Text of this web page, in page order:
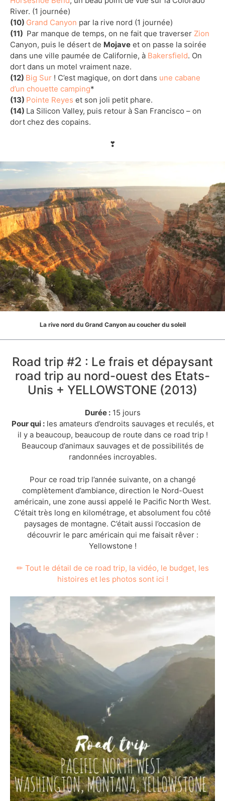
River. (1 journée)
(10) Grand Canyon par la rive nord (1 journée)
(11) Par manque de temps, on ne fait que traverser Zion
Canyon, puis le désert de Mojave et on passe la soirée
dans une ville paumée de Californie, à Bakersfield. On
dort dans un motel vraiment naze.
(12) Big Sur ! C’est magique, on dort dans une cabane
d’un chouette camping*
(13) Pointe Reyes et son joli petit phare.
(14) La Silicon Valley, puis retour à San Francisco – on
dort chez des copains.
❣
La rive nord du Grand Canyon au coucher du soleil
Road trip #2 : Le frais et dépaysant
road trip au nord-ouest des Etats-
Unis + YELLOWSTONE (2013)
Durée :15 jours
Pour qui :les amateurs d’endroits sauvages et reculés, et
il y a beaucoup, beaucoup de route dans ce road trip !
Beaucoup d’animaux sauvages et de possibilités de
randonnées incroyables.
Pour ce road trip l’année suivante, on a changé
complètement d’ambiance, direction le Nord-Ouest
américain, une zone aussi appelé le Pacific North West.
C’était très long en kilométrage, et absolument fou côté
paysages de montagne. C’était aussi l’occasion de
découvrir le parc américain qui me faisait rêver :
Yellowstone !
✏ Tout le détail de ce road trip, la vidéo, le budget, les
histoires et les photos sont ici !